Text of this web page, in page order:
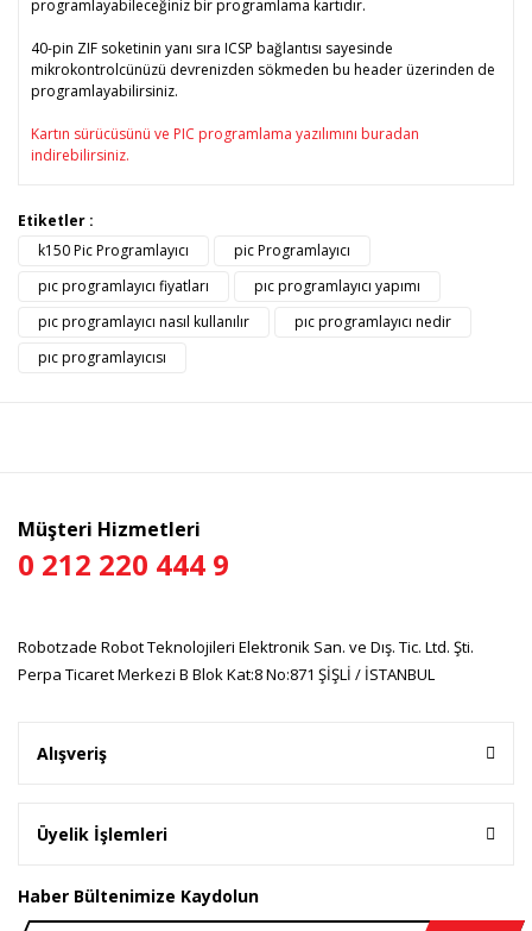
programlayabileceğiniz bir programlama kartıdır.
40-pin ZIF soketinin yanı sıra ICSP bağlantısı sayesinde
mikrokontrolcünüzü devrenizden sökmeden bu header üzerinden de
programlayabilirsiniz.
Kartın sürücüsünü ve PIC programlama yazılımını buradan
indirebilirsiniz.
Bu ürüne ilk yorumu siz yapın!
Yorum Yaz
Bu ürünün fiyat bilgisi, resim, ürün açıklamalarında ve diğer
konularda yetersiz gördüğünüz noktaları öneri formunu
kullanarak tarafımıza iletebilirsiniz.
Görüş ve önerileriniz için teşekkür ederiz.
Etiketler :
k150 Pic Programlayıcı
pic Programlayıcı
pıc programlayıcı fiyatları
pıc programlayıcı yapımı
pıc programlayıcı nasıl kullanılır
pıc programlayıcı nedir
pıc programlayıcısı
Müşteri Hizmetleri
0 212 220 444 9
Robotzade Robot Teknolojileri Elektronik San. ve Dış. Tic. Ltd. Şti.
Perpa Ticaret Merkezi B Blok Kat:8 No:871 ŞİŞLİ / İSTANBUL
Alışveriş
Üyelik İşlemleri
Haber Bültenimize Kaydolun